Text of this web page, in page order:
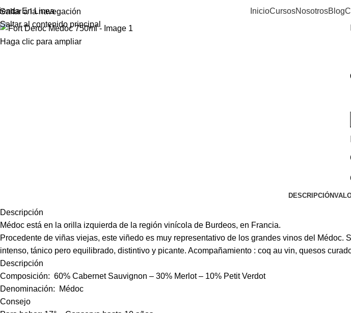
Saltar a la navegación
Saltar al contenido principal
En Linea InicioCursosNosotrosBlog
Haga clic para ampliar
DESCRIPCIÓN
Descripción
Médoc está en la orilla izquierda de la región vinícola de Burdeos, en Francia.
Procedente de viñas viejas, este viñedo es muy representativo de los grandes vinos del
intenso, tánico pero equilibrado, distintivo y picante. Acompañamiento : coq au vin, quesos
Descripción
Composición: 60% Cabernet Sauvignon – 30% Merlot – 10% Petit Verdot
Denominación: Médoc
Consejo